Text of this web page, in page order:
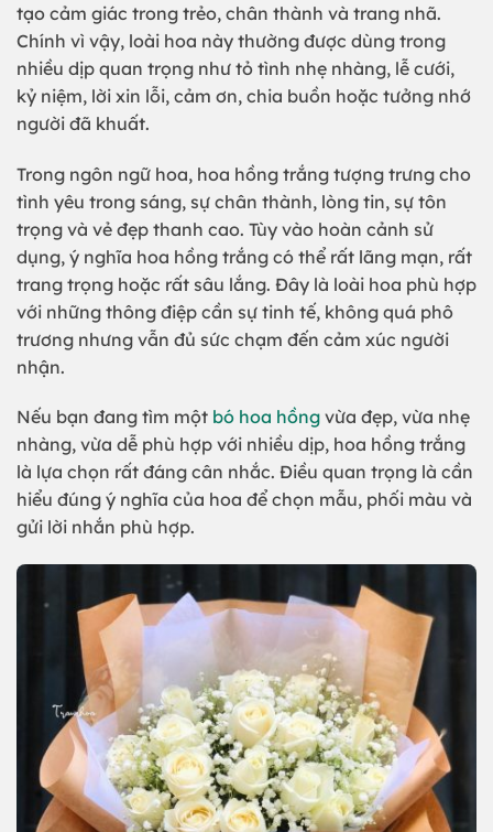
tạo cảm giác trong trẻo, chân thành và trang nhã.
Chính vì vậy, loài hoa này thường được dùng trong
nhiều dịp quan trọng như tỏ tình nhẹ nhàng, lễ cưới,
kỷ niệm, lời xin lỗi, cảm ơn, chia buồn hoặc tưởng nhớ
người đã khuất.
Trong ngôn ngữ hoa, hoa hồng trắng tượng trưng cho
tình yêu trong sáng, sự chân thành, lòng tin, sự tôn
trọng và vẻ đẹp thanh cao. Tùy vào hoàn cảnh sử
dụng, ý nghĩa hoa hồng trắng có thể rất lãng mạn, rất
trang trọng hoặc rất sâu lắng. Đây là loài hoa phù hợp
với những thông điệp cần sự tinh tế, không quá phô
trương nhưng vẫn đủ sức chạm đến cảm xúc người
nhận.
Nếu bạn đang tìm một bó hoa hồng vừa đẹp, vừa nhẹ
nhàng, vừa dễ phù hợp với nhiều dịp, hoa hồng trắng
là lựa chọn rất đáng cân nhắc. Điều quan trọng là cần
hiểu đúng ý nghĩa của hoa để chọn mẫu, phối màu và
gửi lời nhắn phù hợp.